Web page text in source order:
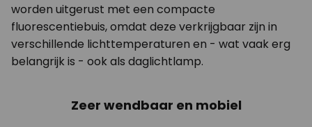
worden uitgerust met een compacte
fluorescentiebuis, omdat deze verkrijgbaar zijn in
verschillende lichttemperaturen en - wat vaak erg
belangrijk is - ook als daglichtlamp.
Zeer wendbaar en mobiel